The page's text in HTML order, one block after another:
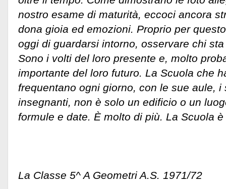
nostro esame di maturità, eccoci ancora
dona gioia ed emozioni. Proprio per
oggi di guardarsi intorno, osservare chi
Sono i volti del loro presente e, molto
importante del loro futuro. La Scuola che
frequentano ogni giorno, con le sue aule,
insegnanti, non è solo un edificio o un
formule e date. È molto di più. La Scuola
La Classe 5^ A Geometri A.S. 1971/72